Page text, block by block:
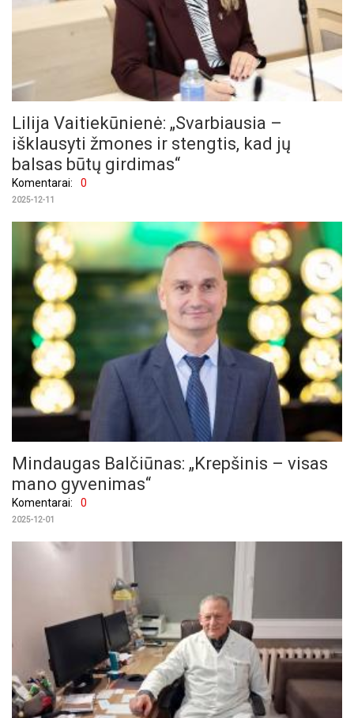
Lilija Vaitiekūnienė: „Svarbiausia –
išklausyti žmones ir stengtis, kad jų
balsas būtų girdimas“
Komentarai: 0
2025-12-11
Mindaugas Balčiūnas: „Krepšinis – visas
mano gyvenimas“
Komentarai: 0
2025-12-01